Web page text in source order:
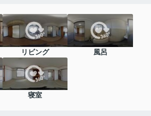
リビング 風呂
寝室